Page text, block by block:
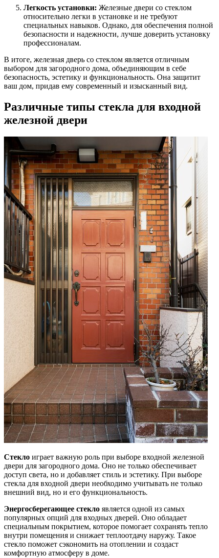
Легкость установки: Железные двери со стеклом
относительно легки в установке и не требуют
специальных навыков. Однако, для обеспечения полной
безопасности и надежности, лучше доверить установку
профессионалам.
В итоге, железная дверь со стеклом является отличным
выбором для загородного дома, объединяющим в себе
безопасность, эстетику и функциональность. Она защитит
ваш дом, придав ему современный и изысканный вид.
Различные типы стекла для входной
железной двери
Стекло играет важную роль при выборе входной железной
двери для загородного дома. Оно не только обеспечивает
доступ света, но и добавляет стиль и эстетику. При выборе
стекла для входной двери необходимо учитывать не только
внешний вид, но и его функциональность.
Энергосберегающее стекло является одной из самых
популярных опций для входных дверей. Оно обладает
специальным покрытием, которое помогает сохранять тепло
внутри помещения и снижает теплоотдачу наружу. Такое
стекло поможет сэкономить на отоплении и создаст
комфортную атмосферу в доме.